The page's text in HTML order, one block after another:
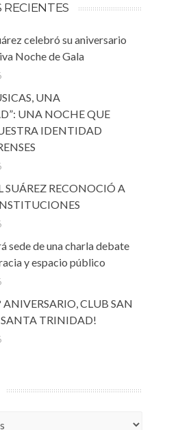
celebró su aniversario
Noche de Gala
UNA
UNA NOCHE QUE
IDENTIDAD
SUÁREZ RECONOCIÓ A
sede de una charla debate
y espacio público
ANIVERSARIO, CLUB SAN
TRINIDAD!